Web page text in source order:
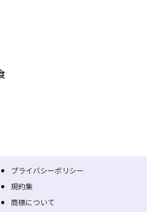
プライバシーポリシー
規約集
商標について